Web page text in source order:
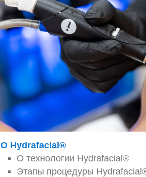
О Hydrafacial®
О технологии Hydrafacial®
Этапы процедуры